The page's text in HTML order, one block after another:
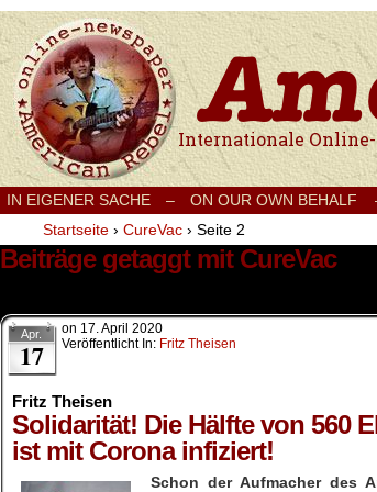
Internationale Onlinezeitung
IN EIGENER SACHE – ON OUR OWN BEHALF
Startseite › CureVac › Seite 2
Beiträge getaggt mit CureVac
Apr.
17
on 17. April 2020
Veröffentlicht In: Fritz Theisen
Fritz Theisen
Solidarität! Die Hälfte von 560
ist mit Corona infiziert!
Schon der Aufmacher des